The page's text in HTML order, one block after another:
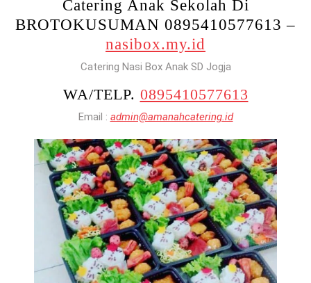
Catering Anak Sekolah Di
BROTOKUSUMAN 0895410577613 –
nasibox.my.id
Catering Nasi Box Anak SD Jogja
WA/TELP. 0895410577613
Email : admin@amanahcatering.id